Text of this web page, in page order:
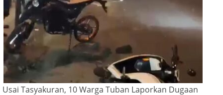
Usai Tasyakuran, 10 Warga Tuban Laporkan Dugaan